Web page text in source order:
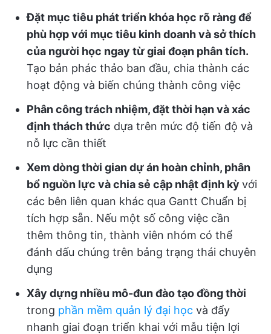
Đặt mục tiêu phát triển khóa học rõ ràng để
phù hợp với mục tiêu kinh doanh và sở thích
của người học ngay từ giai đoạn phân tích.
Tạo bản phác thảo ban đầu, chia thành các
hoạt động và biến chúng thành công việc
Phân công trách nhiệm, đặt thời hạn và xác
định thách thức dựa trên mức độ tiến độ và
nỗ lực cần thiết
Xem dòng thời gian dự án hoàn chỉnh, phân
bổ nguồn lực và chia sẻ cập nhật định kỳ với
các bên liên quan khác qua Gantt Chuẩn bị
tích hợp sẵn. Nếu một số công việc cần
thêm thông tin, thành viên nhóm có thể
đánh dấu chúng trên bảng trạng thái chuyên
dụng
Xây dựng nhiều mô-đun đào tạo đồng thời
trong phần mềm quản lý đại học và đẩy
nhanh giai đoạn triển khai với mẫu tiện lợi